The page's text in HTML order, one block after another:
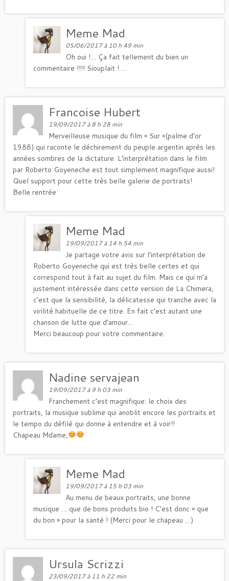
Meme Mad
05/06/2017 à 10 h 49 min
Oh oui !… Ça fait tellement du bien un
commentaire !!!! Siouplait !….
Francoise Hubert
19/09/2017 à 8 h 28 min
Merveilleuse musique du film « Sur »(palme d’or
1988) qui raconte le déchirement du peuple argentin après les
années sombres de la dictature. L’interprétation dans le film
par Roberto Goyeneche est tout simplement magnifique aussi!
Quel support pour cette très belle galerie de portraits!
Belle rentrée
Meme Mad
19/09/2017 à 14 h 54 min
Je partage votre avis sur l’interprétation de
Roberto Goyeneche qui est très belle certes et qui
correspond tout à fait au sujet du film. Mais ce qui m’a
justement intéressée dans cette version de La Chimera,
c’est que la sensibilité, la délicatesse qui tranche avec la
virilité habituelle de ce titre. En fait c’est autant une
chanson de lutte que d’amour…
Merci beaucoup pour votre commentaire.
Nadine servajean
19/09/2017 à 9 h 03 min
Franchement c’est magnifique: le choix des
portraits, la musique sublime qui anoblit encore les portraits et
le tempo du défilé qui donne à entendre et à voir!!
Chapeau Mdame,
Meme Mad
19/09/2017 à 15 h 03 min
Au menu de beaux portraits, une bonne
musique … que de bons produits bio ! C’est donc « que
du bon » pour la santé ! (Merci pour le chapeau …)
Ursula Scrizzi
23/09/2017 à 11 h 22 min